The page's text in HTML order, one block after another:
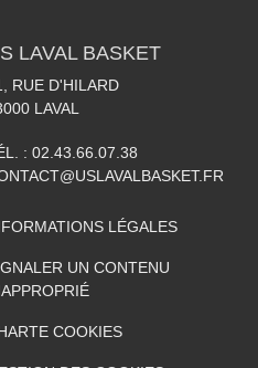
LAVAL BASKET
RUE D'HILARD
LAVAL
: 02.43.66.07.38
LÉGALES
UN CONTENU
COOKIES